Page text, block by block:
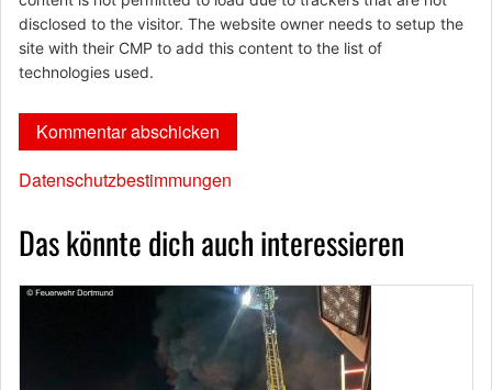
disclosed to the visitor. The website owner needs to setup the
site with their CMP to add this content to the list of
technologies used.
Datenschutzbestimmungen
Das könnte dich auch interessieren